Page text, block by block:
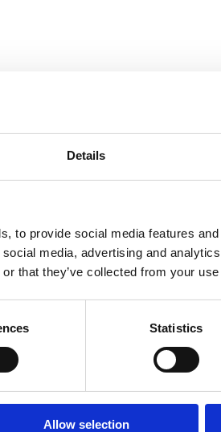
Details
to provide social media features
media, advertising and
that they’ve collected from your
Statistics
Allow selection